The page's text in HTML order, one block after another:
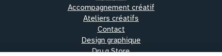
Accompagnement créatif
Ateliers créatifs
Contact
Design graphique
Dru.g Store